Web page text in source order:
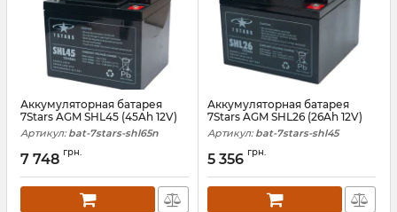
Аккумуляторная батарея
7Stars AGM SHL45 (45Ah 12V)
Артикул: bat-7stars-shl65n
7 748 грн.
Аккумуляторная батарея
7Stars AGM SHL26 (26Ah 12V)
Артикул: bat-7stars-shl45
5 356 грн.